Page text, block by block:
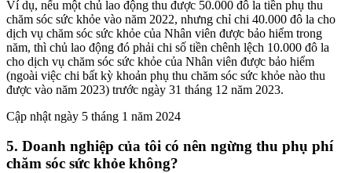
Ví dụ, nếu một chủ lao động thu được 50.000 đô la tiền phụ thu
chăm sóc sức khỏe vào năm 2022, nhưng chỉ chi 40.000 đô la cho
dịch vụ chăm sóc sức khỏe của Nhân viên được bảo hiểm trong
năm, thì chủ lao động đó phải chi số tiền chênh lệch 10.000 đô la
cho dịch vụ chăm sóc sức khỏe của Nhân viên được bảo hiểm
(ngoài việc chi bất kỳ khoản phụ thu chăm sóc sức khỏe nào thu
được vào năm 2023) trước ngày 31 tháng 12 năm 2023.
Cập nhật ngày 5 tháng 1 năm 2024
5. Doanh nghiệp của tôi có nên ngừng thu phụ phí
chăm sóc sức khỏe không?